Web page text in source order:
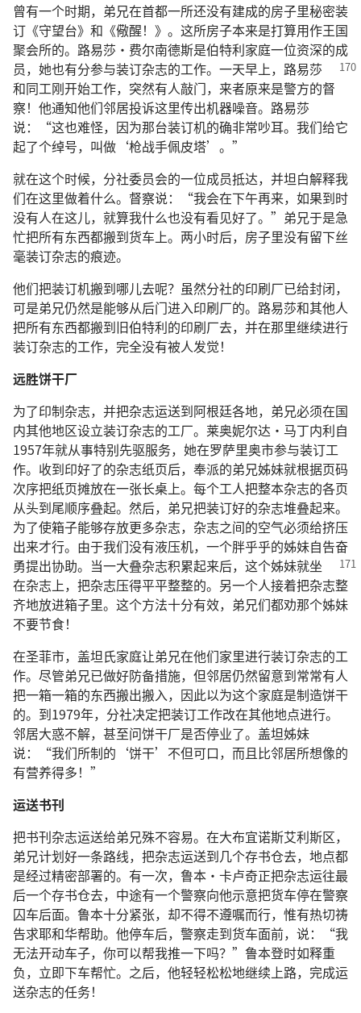
曾有一个时期，弟兄在首都一所还没有建成的房子里秘密装
订《守望台》和《儆醒！》。这所房子本来是打算用作王国
聚会所的。路易莎·费尔南德斯是伯特利家庭一位资深的成
员，她也有分参与装订杂志的工作。 一天早上，路易莎
和同工刚开始工作，突然有人敲门，来者原来是警方的督
察！他通知他们邻居投诉这里传出机器噪音。路易莎
说：“这也难怪，因为那台装订机的确非常吵耳。我们给它
起了个绰号，叫做‘枪战手佩皮塔’。”
就在这个时候，分社委员会的一位成员抵达，并坦白解释我
们在这里做着什么。督察说：“我会在下午再来，如果到时
没有人在这儿，就算我什么也没有看见好了。”弟兄于是急
忙把所有东西都搬到货车上。两小时后，房子里没有留下丝
毫装订杂志的痕迹。
他们把装订机搬到哪儿去呢？虽然分社的印刷厂已给封闭，
可是弟兄仍然是能够从后门进入印刷厂的。路易莎和其他人
把所有东西都搬到旧伯特利的印刷厂去，并在那里继续进行
装订杂志的工作，完全没有被人发觉！
远胜饼干厂
为了印制杂志，并把杂志运送到阿根廷各地，弟兄必须在国
内其他地区设立装订杂志的工厂。莱奥妮尔达·马丁内利自
1957年就从事特别先驱服务，她在罗萨里奥市参与装订工
作。收到印好了的杂志纸页后，奉派的弟兄姊妹就根据页码
次序把纸页摊放在一张长桌上。每个工人把整本杂志的各页
从头到尾顺序叠起。然后，弟兄把装订好的杂志堆叠起来。
为了使箱子能够存放更多杂志，杂志之间的空气必须给挤压
出来才行。由于我们没有液压机，一个胖乎乎的姊妹自告奋
勇提出协助。当一大叠杂志积累起来后，这个姊妹就坐
在杂志上，把杂志压得平平整整的。另一个人接着把杂志整
齐地放进箱子里。这个方法十分有效，弟兄们都劝那个姊妹
不要节食！
在圣菲市，盖坦氏家庭让弟兄在他们家里进行装订杂志的工
作。尽管弟兄已做好防备措施，但邻居仍然留意到常常有人
把一箱一箱的东西搬出搬入，因此以为这个家庭是制造饼干
的。到1979年，分社决定把装订工作改在其他地点进行。
邻居大惑不解，甚至问饼干厂是否停业了。盖坦姊妹
说：“我们所制的‘饼干’不但可口，而且比邻居所想像的
有营养得多！”
运送书刊
把书刊杂志运送给弟兄殊不容易。在大布宜诺斯艾利斯区，
弟兄计划好一条路线，把杂志运送到几个存书仓去，地点都
是经过精密部署的。有一次，鲁本·卡卢奇正把杂志运往最
后一个存书仓去，中途有一个警察向他示意把货车停在警察
囚车后面。鲁本十分紧张，却不得不遵嘱而行，惟有热切祷
告求耶和华帮助。他停车后，警察走到货车面前，说：“我
无法开动车子，你可以帮我推一下吗？”鲁本登时如释重
负，立即下车帮忙。之后，他轻轻松松地继续上路，完成运
送杂志的任务！